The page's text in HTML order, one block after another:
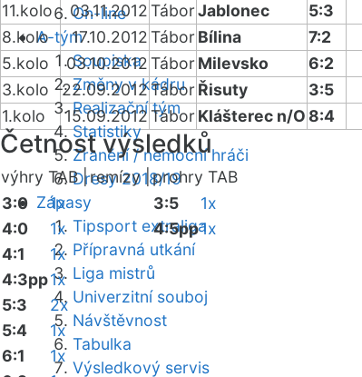
On-line
A-tým
Soupiska
Změny v kádru
Realizační tým
Statistiky
Zranění / nemocní hráči
Dresy 2018/19
Zápasy
Tipsport extraliga
Přípravná utkání
Liga mistrů
Univerzitní souboj
Návštěvnost
Tabulka
Výsledkový servis
11.kolo
03.11.2012TáborJablonec
5:3
8.kolo
17.10.2012Tábor Bílina
7:2
5.kolo
03.10.2012Tábor Milevsko
6:2
3.kolo
22.09.2012Tábor Řisuty
3:5
1.kolo
15.09.2012Tábor Klášterec n/O 8:4
Četnost výsledků
výhry TAB |remízy |prohry TAB
3:0
1x
4:0
1x
4:1
1x
4:3pp1x
5:3
2x
5:4
1x
6:1
1x
3:5
1x
4:5pp1x